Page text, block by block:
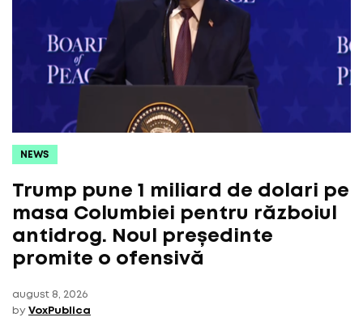
NEWS
Trump pune 1 miliard de dolari pe
masa Columbiei pentru războiul
antidrog. Noul președinte
promite o ofensivă
august 8, 2026
by VoxPublica